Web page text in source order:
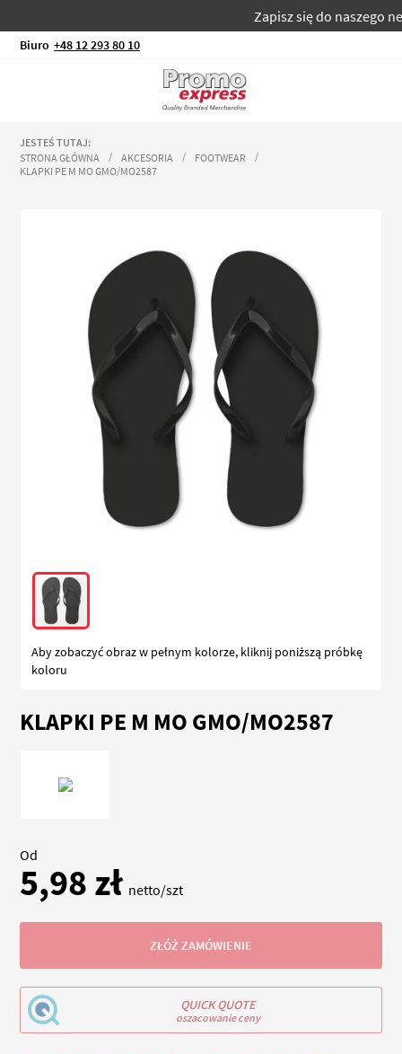
Zapisz się do naszego
Biuro +48 12 293 80 10
JESTEŚ TUTAJ:
STRONA GŁÓWNA
AKCESORIA
FOOTWEAR
KLAPKI PE M MO GMO/MO2587
KLAPKI PE M MO GMO/MO2587
Od
5,98 zł netto/szt
ZŁÓŻ ZAMÓWIENIE
QUICK QUOTE
oszacowanie ceny
Aby zobaczyć obraz w pełnym kolorze, kliknij poniższą próbkę
koloru
na
początek